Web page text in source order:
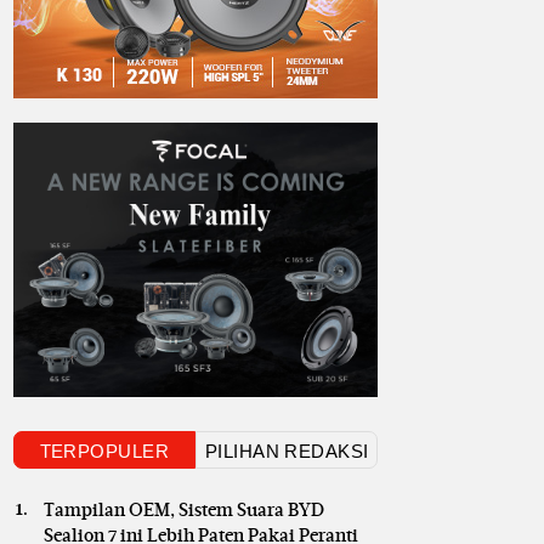
TERPOPULER PILIHAN REDAKSI
Tampilan OEM, Sistem Suara BYD
Sealion 7 ini Lebih Paten Pakai Peranti